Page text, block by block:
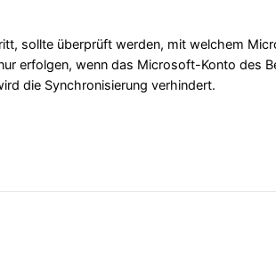
sollte überprüft werden, mit welchem
erfolgen, wenn das Microsoft-Konto des
die Synchronisierung verhindert.